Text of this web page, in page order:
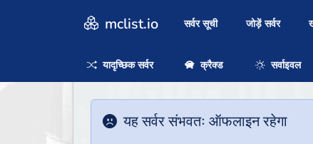
mclist.io सर्वर सूची जोड़ें सर्वर
यादृच्छिक सर्वर क्रैक्ड सर्वाइवल
यह सर्वर संभवतः ऑफलाइन रहेगा